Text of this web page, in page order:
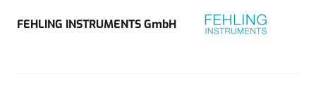
FEHLING INSTRUMENTS GmbH